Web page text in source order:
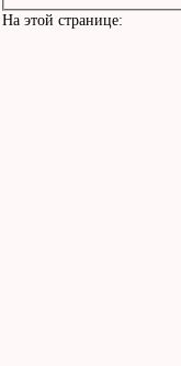
На этой странице: